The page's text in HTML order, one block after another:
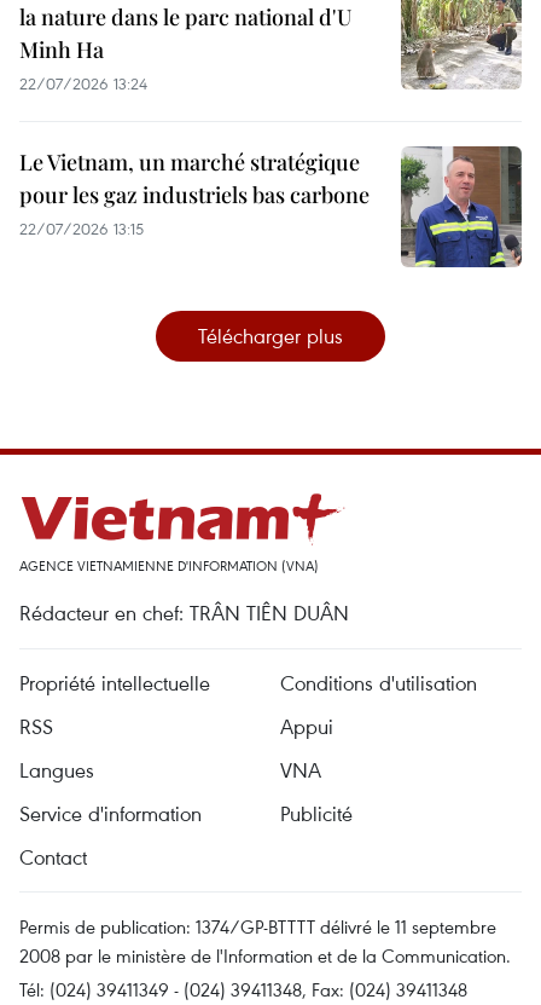
la nature dans le parc national d'U
Minh Ha
22/07/2026 13:24
Le Vietnam, un marché stratégique
pour les gaz industriels bas carbone
22/07/2026 13:15
Télécharger plus
AGENCE VIETNAMIENNE D'INFORMATION (VNA)
Rédacteur en chef: TRÂN TIÊN DUÂN
Propriété intellectuelle
Conditions d'utilisation
RSS
Appui
Langues
VNA
Service d'information
Publicité
Contact
Permis de publication: 1374/GP-BTTTT délivré le 11 septembre
2008 par le ministère de l'Information et de la Communication.
Tél: (024) 39411349 - (024) 39411348, Fax: (024) 39411348